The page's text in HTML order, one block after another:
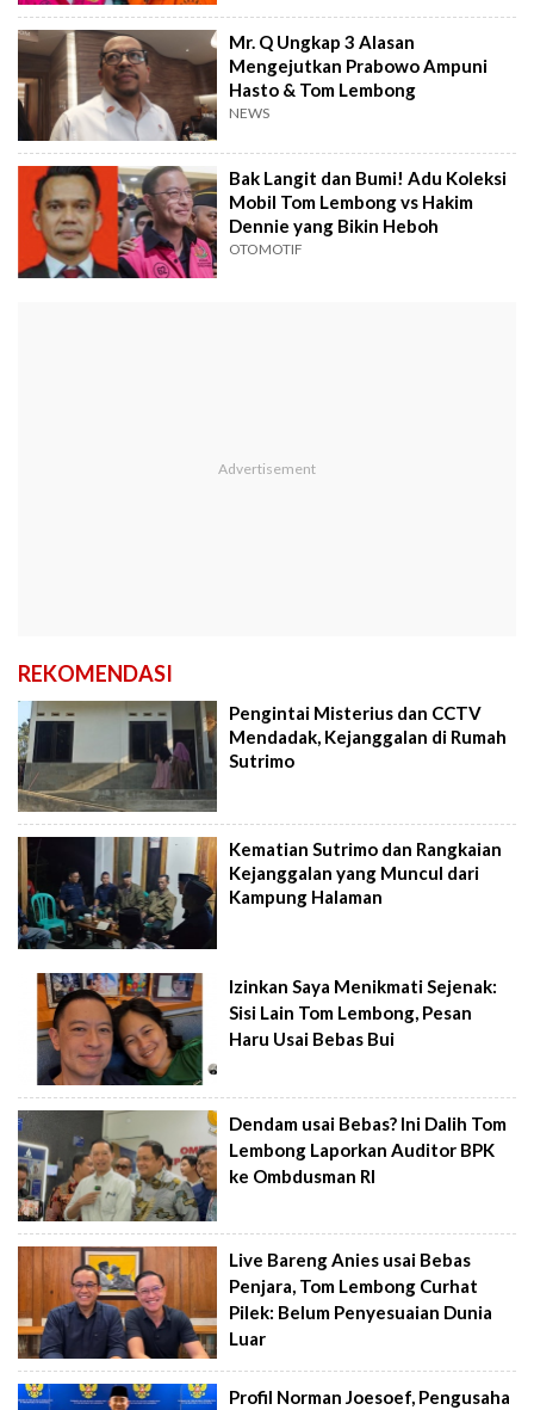
Mr. Q Ungkap 3 Alasan
Mengejutkan Prabowo Ampuni
Hasto & Tom Lembong
NEWS
Bak Langit dan Bumi! Adu Koleksi
Mobil Tom Lembong vs Hakim
Dennie yang Bikin Heboh
OTOMOTIF
REKOMENDASI
Pengintai Misterius dan CCTV
Mendadak, Kejanggalan di Rumah
Sutrimo
Kematian Sutrimo dan Rangkaian
Kejanggalan yang Muncul dari
Kampung Halaman
Izinkan Saya Menikmati Sejenak:
Sisi Lain Tom Lembong, Pesan
Haru Usai Bebas Bui
Dendam usai Bebas? Ini Dalih Tom
Lembong Laporkan Auditor BPK
ke Ombdusman RI
Live Bareng Anies usai Bebas
Penjara, Tom Lembong Curhat
Pilek: Belum Penyesuaian Dunia
Luar
Profil Norman Joesoef, Pengusaha